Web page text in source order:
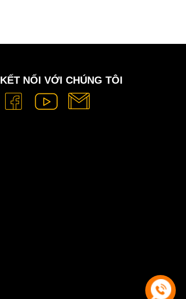
KẾT NỐI VỚI CHÚNG TÔI